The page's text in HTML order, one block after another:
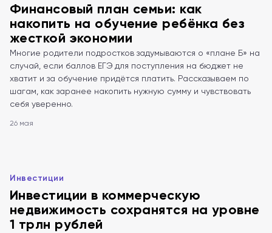
Финансовый план семьи: как
накопить на обучение ребёнка без
жесткой экономии
Многие родители подростков задумываются о «плане Б» на
случай, если баллов ЕГЭ для поступления на бюджет не
хватит и за обучение придётся платить. Рассказываем по
шагам, как заранее накопить нужную сумму и чувствовать
себя уверенно.
26 мая
Инвестиции
Инвестиции в коммерческую
недвижимость сохранятся на уровне
1 трлн рублей